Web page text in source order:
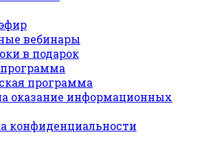
вебинары
в подарок
программа
оказание информационных
конфиденциальности